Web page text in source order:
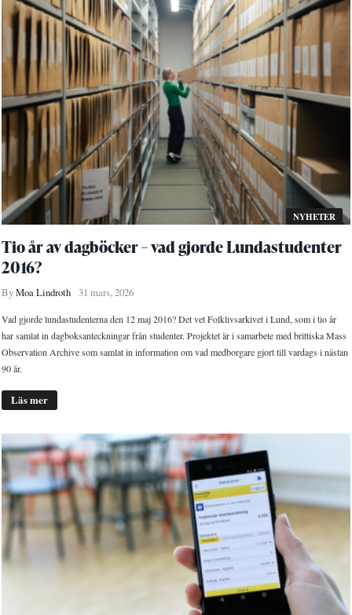
NYHETER
Tio år av dagböcker – vad gjorde Lundastudenter
2016?
ByMoa Lindroth 31 mars, 2026
Vad gjorde lundastudenterna den 12 maj 2016? Det vet Folklivsarkivet i Lund, som i tio år
har samlat in dagboksanteckningar från studenter. Projektet är i samarbete med brittiska Mass
Observation Archive som samlat in information om vad medborgare gjort till vardags i nästan
90 år.
Läs mer